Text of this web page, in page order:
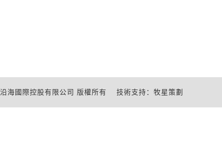
沿海國際控股有限公司 版權所有 技術支持：牧星策劃